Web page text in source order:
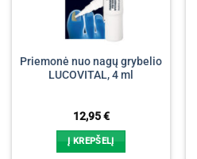
Priemonė nuo nagų grybelio
LUCOVITAL, 4 ml
12,95€
Į KREPŠELĮ